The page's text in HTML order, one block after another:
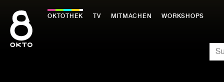
Inhalt
springen
OKTOTHEK TV MITMACHEN WORKSHOPS